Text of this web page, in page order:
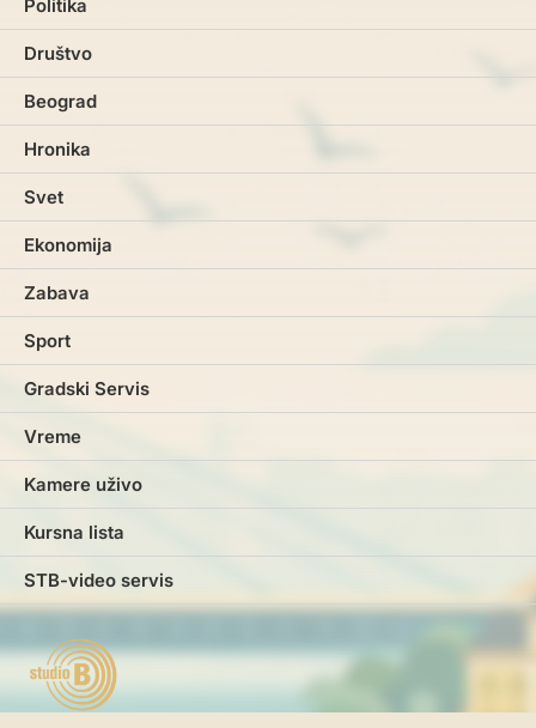
Politika
Društvo
Beograd
Hronika
Svet
Ekonomija
Zabava
Sport
Gradski Servis
Vreme
Kamere uživo
Kursna lista
STB-video servis